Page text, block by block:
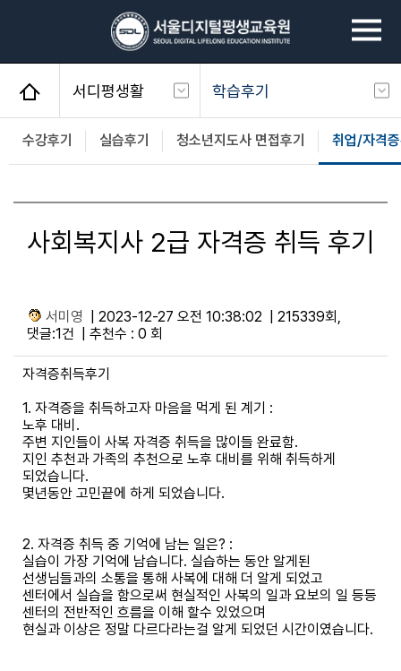
서디평생활
사회복지사
평생교육사
건강가정사
청소년지도사
심리학
학생지원
수강신청
기타
학습후기
공지사항
학사일정
전체개설교과목
장학제도
성적우수장학생
수강후기 실습후기 청소년지도사 면접후기 취업/자격
사회복지사 2급 자격증 취득 후기
서미영
| 2023-12-27 오전 10:38:02 | 215339회,
댓글:1건 | 추천수 : 0 회
자격증취득후기
1. 자격증을 취득하고자 마음을 먹게 된 계기 :
노후 대비.
주변 지인들이 사복 자격증 취득을 많이들 완료함.
지인 추천과 가족의 추천으로 노후 대비를 위해 취득하게
되었습니다.
몇년동안 고민끝에 하게 되었습니다.
2. 자격증 취득 중 기억에 남는 일은? :
실습이 가장 기억에 남습니다. 실습하는 동안 알게된
선생님들과의 소통을 통해 사복에 대해 더 알게 되었고
센터에서 실습을 함으로써 현실적인 사복의 일과 요보의 일 등등
센터의 전반적인 흐름을 이해 할수 있었으며
현실과 이상은 정말 다르다라는걸 알게 되었던 시간이였습니다.